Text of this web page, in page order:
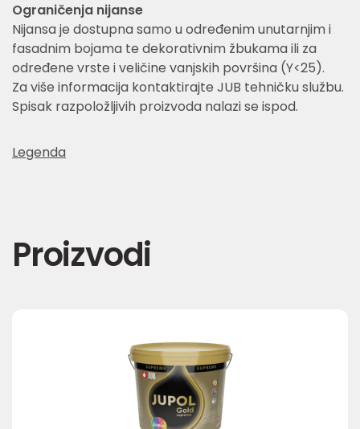
Ograničenja nijanse
Nijansa je dostupna samo u određenim unutarnjim i
fasadnim bojama te dekorativnim žbukama ili za
određene vrste i veličine vanjskih površina (Y<25).
Za više informacija kontaktirajte JUB tehničku službu.
Spisak razpoložljivih proizvoda nalazi se ispod.
Legenda
Proizvodi